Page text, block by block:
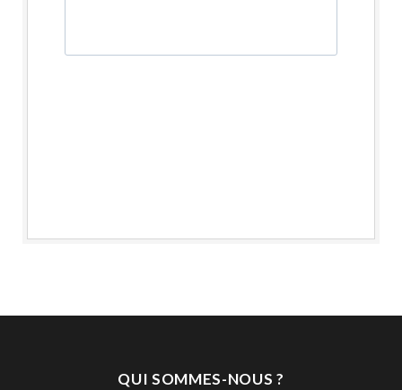
QUI SOMMES-NOUS ?